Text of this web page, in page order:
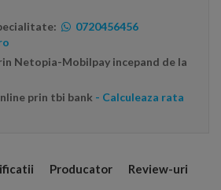
0720456456
Netopia-Mobilpay incepand de la
prin tbi bank - Calculeaza rata
Producator Review-uri